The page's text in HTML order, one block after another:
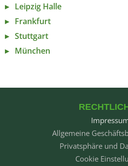
Leipzig Halle
Frankfurt
Stuttgart
München
Allgemeine
Privatsphäre und
Cookie